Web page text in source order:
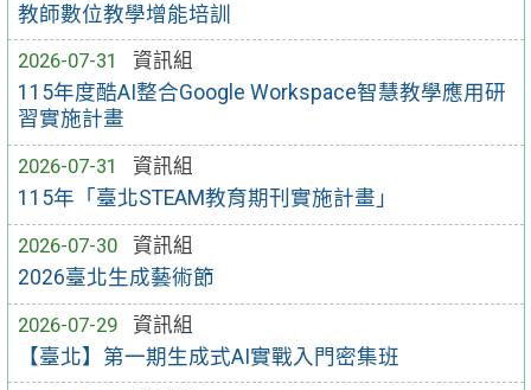
教師數位教學增能培訓
2026-07-31
資訊組
115年度酷AI整合Google Workspace智慧教學應用研
習實施計畫
2026-07-31
資訊組
115年「臺北STEAM教育期刊實施計畫」
2026-07-30
資訊組
2026臺北生成藝術節
2026-07-29
資訊組
【臺北】第一期生成式AI實戰入門密集班